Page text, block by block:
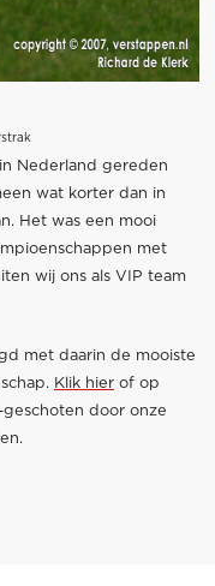
Nederland gereden
wat korter dan in
Het was een mooi
met
wij ons als VIP team
met daarin de mooiste
Klik hierof op
door onze